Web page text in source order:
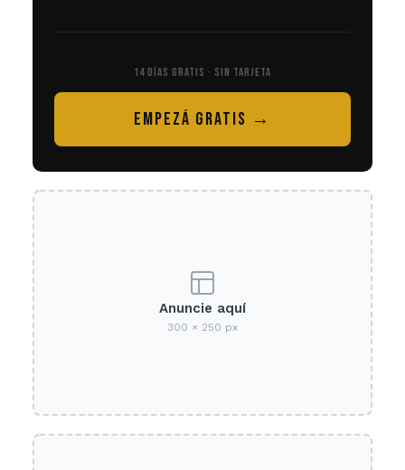
14 DÍAS GRATIS · SIN TARJETA
EMPEZÁ GRATIS →
Anuncie aquí
300 × 250 px